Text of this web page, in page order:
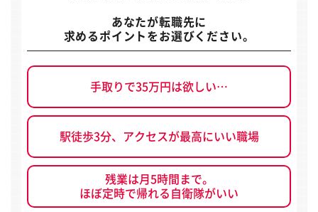
あなたが転職先に
求めるポイントをお選びください。
手取りで35万円は欲しい…
駅徒歩3分、アクセスが最高にいい職場
残業は月5時間まで。
ほぼ定時で帰れる自衛隊がいい